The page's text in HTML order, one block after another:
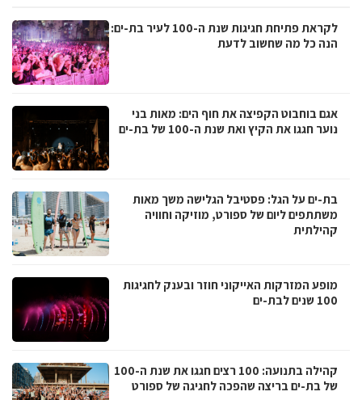
לקראת פתיחת חגיגות שנת ה-100 לעיר בת-ים:
הנה כל מה שחשוב לדעת
אגם בוחבוט הקפיצה את חוף הים: מאות בני
נוער חגגו את הקיץ ואת שנת ה-100 של בת-ים
בת-ים על הגל: פסטיבל הגלישה משך מאות
משתתפים ליום של ספורט, מוזיקה וחוויה
קהילתית
מופע המזרקות האייקוני חוזר ובענק לחגיגות
100 שנים לבת-ים
קהילה בתנועה: 100 רצים חגגו את שנת ה-100
של בת-ים בריצה שהפכה לחגיגה של ספורט